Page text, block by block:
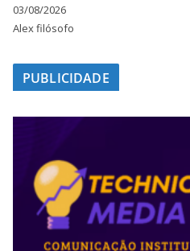
03/08/2026
Alex filósofo
PUBLICIDADE